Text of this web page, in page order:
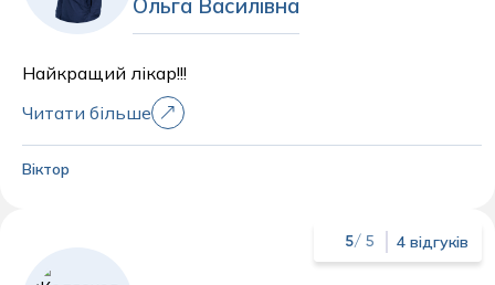
Ольга Василівна
Найкращий лікар!!!
Читати більше
Віктор
5/ 5 4 відгуків